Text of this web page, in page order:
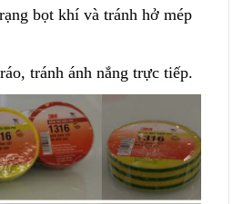
bọt khí và tránh hở mép
tránh ánh nắng trực tiếp.